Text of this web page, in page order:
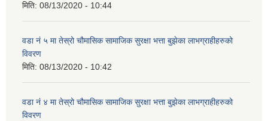
मिति: 08/13/2020 - 10:44
वडा नं ५ मा तेस्रो चौमासिक सामाजिक सुरक्षा भत्ता बुझेका लाभग्राहीहरुको
विवरण
मिति: 08/13/2020 - 10:42
वडा नं ४ मा तेस्रो चौमासिक सामाजिक सुरक्षा भत्ता बुझेका लाभग्राहीहरुको
विवरण